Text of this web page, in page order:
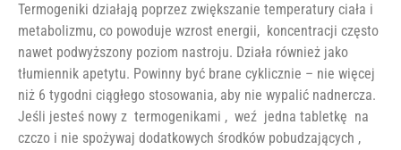
Termogeniki działają poprzez zwiększanie temperatury ciała i
metabolizmu, co powoduje wzrost energii, koncentracji często
nawet podwyższony poziom nastroju. Działa również jako
tłumiennik apetytu. Powinny być brane cyklicznie – nie więcej
niż 6 tygodni ciągłego stosowania, aby nie wypalić nadnercza.
Jeśli jesteś nowy z termogenikami , weź jedna tabletkę na
czczo i nie spożywaj dodatkowych środków pobudzających ,